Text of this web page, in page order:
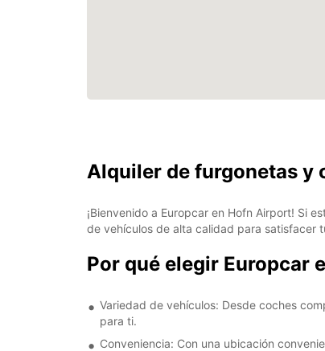
Alquiler de furgonetas y
¡Bienvenido a Europcar en Hofn Airport! Si
de vehículos de alta calidad para satisfacer
Por qué elegir Europcar
Variedad de vehículos: Desde coches
para ti.
Conveniencia: Con una ubicación